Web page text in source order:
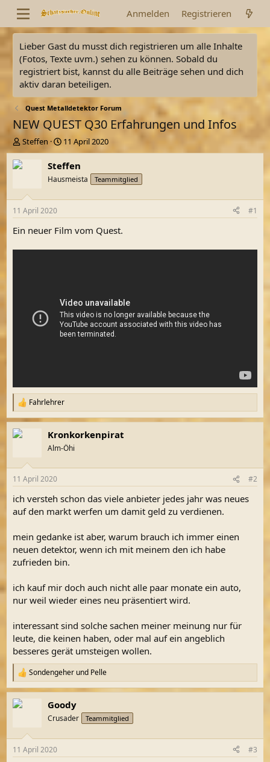
Anmelden Registrieren
Lieber Gast du musst dich registrieren um alle Inhalte
(Fotos, Texte uvm.) sehen zu können. Sobald du
registriert bist, kannst du alle Beiträge sehen und dich
aktiv daran beteiligen.
Quest Metalldetektor Forum
NEW QUEST Q30 Erfahrungen und Infos
E
r
s
e
r
Steffen
E
r
s
e
t
a
11 April 2020
Steffen
Hausmeista Teammitglied
11 April 2020 #1
Ein neuer Film vom Quest.
R
e
a
k
e
:
Fahrlehrer
Kronkorkenpirat
Alm-Öhi
11 April 2020 #2
ich versteh schon das viele anbieter jedes jahr was neues
auf den markt werfen um damit geld zu verdienen.
mein gedanke ist aber, warum brauch ich immer einen
neuen detektor, wenn ich mit meinem den ich habe
zufrieden bin.
ich kauf mir doch auch nicht alle paar monate ein auto,
nur weil wieder eines neu präsentiert wird.
interessant sind solche sachen meiner meinung nur für
leute, die keinen haben, oder mal auf ein angeblich
besseres gerät umsteigen wollen.
R
e
a
k
e
Sondengeher und Pelle
Goody
Crusader Teammitglied
11 April 2020 #3